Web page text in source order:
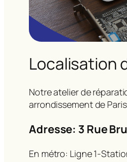
Localisation
Notre atelier de
arrondissement de
Adresse: 3 Rue
En métro: Ligne 1-